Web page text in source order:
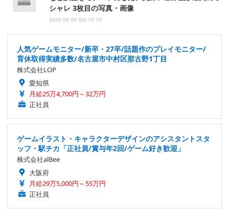
シャレ 3枚目の写真・画像
2026.08.08 Sat 15:10
人気ゲームモニター/新卒・27卒/話題作のプレイモニター/
育休取得実績多数/名古屋市中村区那古野1丁目
株式会社LOP
愛知県
月給25万4,700円～32万円
正社員
ゲームイラスト・キャラクターデザインのアシスタントスタ
ッフ・駅チカ「正社員/賞与年2回/ゲーム好き歓迎」
株式会社alBee
大阪府
月給29万5,000円～55万円
正社員